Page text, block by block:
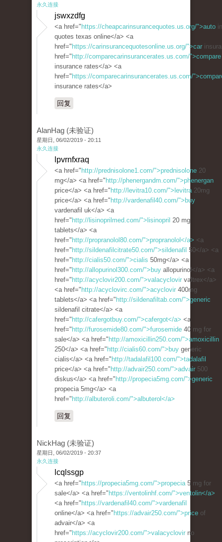
永久连接
jswxzdfg
<a href=" https://cheapcarinsurancequotes.us.org/">auto
quotes texas online</a> <a
href=" https://carinsurancequotesonline.us.org/">car
href=" http://comparecarinsurancerates.us.com/">compare
insurance rates</a> <a
href=" https://comparecarinsurancerates.us.com/
insurance rates</a>
回复
AlanHag (未验证)
星期日, 06/02/2019 - 20:11
永久连接
lpvrnfxraq
<a href=" http://prednisolone1.com/">prednisolone 20
mg</a> <a href=" http://phenergandm.com/">phenergan
price</a> <a href=" http://levitra10.com/">levitra20mg
price</a> <a href=" http://vardenafil40.com/">buy
vardenafil uk</a> <a
href=" http://lisinoprilmed.com/">lisinopril 20 mg
tablets</a> <a
href=" http://propranolol80.com/">propranolol</a> <a
href=" http://sildenafilcitrate50.com/">sildenafil 50</a> <a
href=" http://cialis50.com/">cialis 50mg</a> <a
href=" http://allopurinol300.com/">buy allopurinol</a> <a
href=" http://acyclovir200.com/">valacyclovir valtrex</a>
<a href=" http://acyclovirc.com/">acyclovir 400mg
tablets</a> <a href=" http://sildenafiltab.com/">generic
sildenafil citrate</a> <a
href=" http://cafergotbuy.com/">cafergot</a> <a
href=" http://furosemide80.com/">furosemide 40 mg for
sale</a> <a href=" http://amoxicillin250.com/">amoxicillin
250</a> <a href=" http://cialis60.com/">buy generic
cialis</a> <a href=" http://tadalafil100.com/">tadalafil
price</a> <a href=" http://advair250.com/">advair 500
diskus</a> <a href=" http://propecia5mg.com/">generic
propecia 5mg</a> <a
href=" http://albuteroli.com/">albuterol</a>
回复
NickHag (未验证)
星期日, 06/02/2019 - 20:37
永久连接
lcqlssgp
<a href=" https://propecia5mg.com/">propecia5 mg for
sale</a> <a href=" https://ventolinhf.com/">ventolin</a>
<a href=" https://vardenafil40.com/">vardenafil
online</a> <a href=" https://advair250.com/">price of
advair</a> <a
href=" https://acyclovir200.com/">valacyclovir no